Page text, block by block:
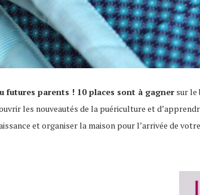
futures parents ! 10 places sont à gagner sur le
les nouveautés de la puériculture et
et organiser la maison pour l’arrivée de